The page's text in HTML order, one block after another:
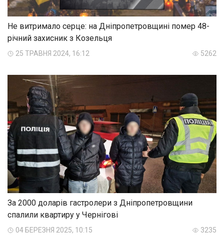
Не витримало серце: на Дніпропетровщині помер 48-
річний захисник з Козельця
25 ТРАВНЯ 2024, 16:12 5262
За 2000 доларів гастролери з Дніпропетровщини
спалили квартиру у Чернігові
04 БЕРЕЗНЯ 2025, 10:15 3235